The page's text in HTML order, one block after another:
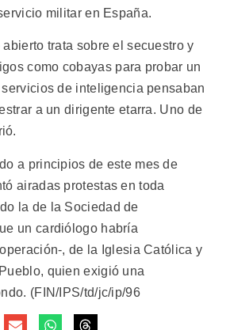
militar en España.
trata sobre el secuestro y
como cobayas para probar un
de inteligencia pensaban
a un dirigente etarra. Uno de
a principios de este mes de
airadas protestas en toda
la de la Sociedad de
un cardiólogo habría
, de la Iglesia Católica y
quien exigió una
(FIN/IPS/td/jc/ip/96